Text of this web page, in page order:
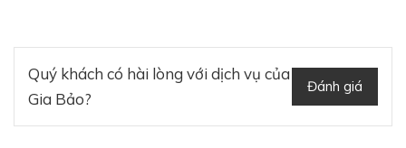
Quý khách có hài lòng với dịch vụ của
Gia Bảo?
Đánh giá